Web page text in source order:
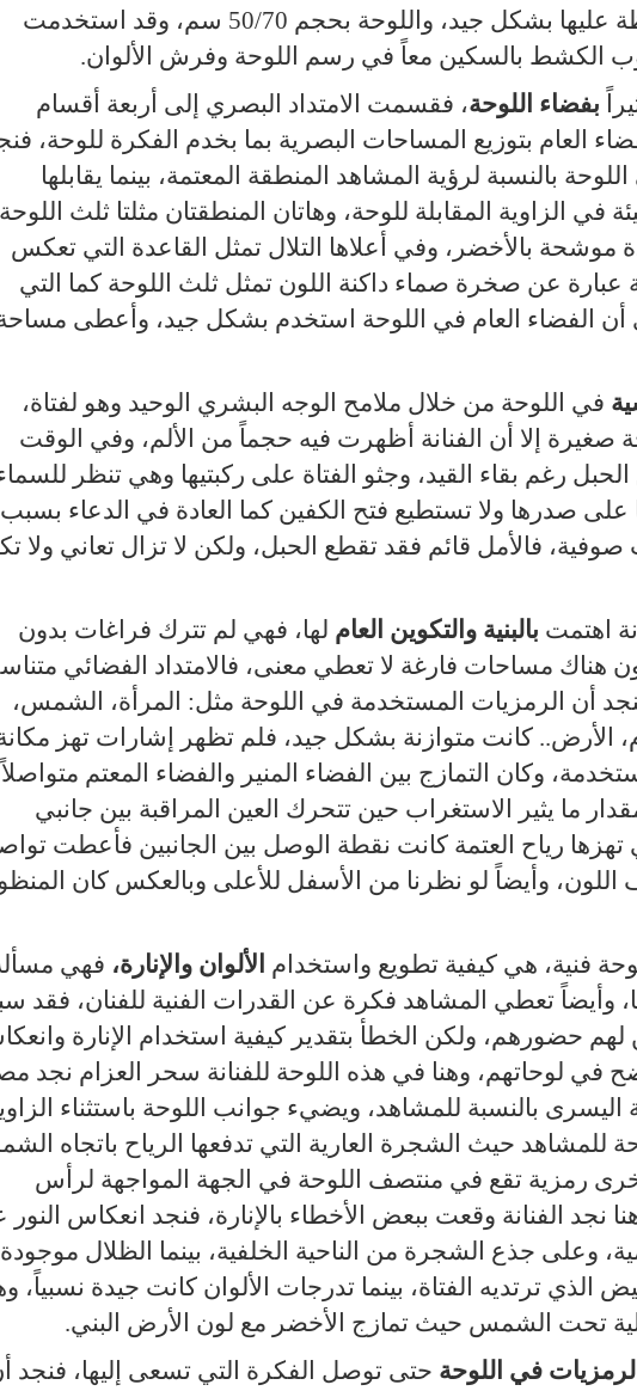
الافتراضي إن لم تتم المحافظة عليها بشكل جيد، واللوحة بحجم 50/70 سم، وقد استخدمت
الكشط بالسكين معاً في رسم اللوحة وفرش الألوان.
بفضاء اللوحة، فقسمت الامتداد البصري إلى أربعة أقسام
العام بتوزيع المساحات البصرية بما بخدم الفكرة للوحة،
بالنسبة لرؤية المشاهد المنطقة المعتمة، بينما يقابلها
في الزاوية المقابلة للوحة، وهاتان المنطقتان مثلتا ثلث اللوحة
موشحة بالأخضر، وفي أعلاها التلال تمثل القاعدة التي تعكس
عبارة عن صخرة صماء داكنة اللون تمثل ثلث اللوحة كما التي
أن الفضاء العام في اللوحة استخدم بشكل جيد، وأعطى
في اللوحة من خلال ملامح الوجه البشري الوحيد وهو لفتاة،
إلا أن الفنانة أظهرت فيه حجماً من الألم، وفي الوقت
رغم بقاء القيد، وجثو الفتاة على ركبتيها وهي تنظر
على صدرها ولا تستطيع فتح الكفين كما العادة في الدعاء بسبب
فالأمل قائم فقد تقطع الحبل، ولكن لا تزال تعاني ولا
اهتمت بالبنية والتكوين العام لها، فهي لم تترك فراغات بدون
هناك مساحات فارغة لا تعطي معنى، فالامتداد الفضائي
أن الرمزيات المستخدمة في اللوحة مثل: المرأة، الشمس،
الأرض.. كانت متوازنة بشكل جيد، فلم تظهر إشارات تهز
وكان التمازج بين الفضاء المنير والفضاء المعتم
ما يثير الاستغراب حين تتحرك العين المراقبة بين جانبي
تهزها رياح العتمة كانت نقطة الوصل بين الجانبين فأعطت
وأيضاً لو نظرنا من الأسفل للأعلى وبالعكس كان
فنية، هي كيفية تطويع واستخدام الألوان والإنارة، فهي
وأيضاً تعطي المشاهد فكرة عن القدرات الفنية للفنان، فقد
حضورهم، ولكن الخطأ بتقدير كيفية استخدام الإنارة
في لوحاتهم، وهنا في هذه اللوحة للفنانة سحر العزام نجد
اليسرى بالنسبة للمشاهد، ويضيء جوانب اللوحة باستثناء
للمشاهد حيث الشجرة العارية التي تدفعها الرياح باتجاه
رمزية تقع في منتصف اللوحة في الجهة المواجهة لرأس
نجد الفنانة وقعت ببعض الأخطاء بالإنارة، فنجد انعكاس
وعلى جذع الشجرة من الناحية الخلفية، بينما الظلال موجودة
الذي ترتديه الفتاة، بينما تدرجات الألوان كانت جيدة نسبياً،
تحت الشمس حيث تمازج الأخضر مع لون الأرض البني.
الرمزيات في اللوحة حتى توصل الفكرة التي تسعى إليها، فنجد